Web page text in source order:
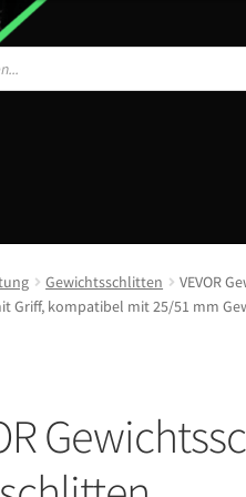
Gewichtsschlitten
VEVOR
Griff, kompatibel mit 25/51 mm